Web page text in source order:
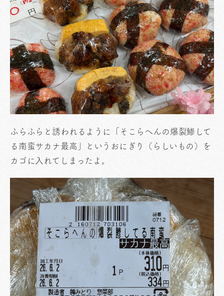
ふらふらと誘われるように「そこらへんの爆裂鯵して
る南蛮サカナ最高」というおにぎり（らしいもの）を
カゴに入れてしまったよ。